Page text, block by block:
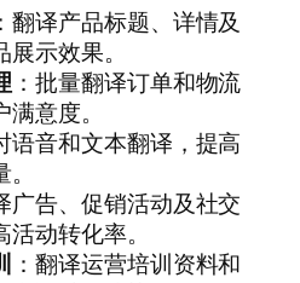
：翻译产品标题、详情及
示效果。
：批量翻译订单和物流
意度。
语音和文本翻译，提高
广告、促销活动及社交
动转化率。
：翻译运营培训资料和